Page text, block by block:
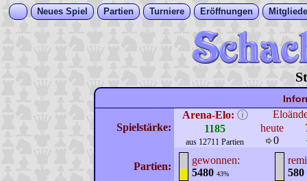
Neues Spiel Partien Turniere Eröffnungen
Spielstärke:
Arena-Elo: ⓘ
1185
aus 12711 Partien
heute
0
Partien:
gewonnen:
5480 43%
580